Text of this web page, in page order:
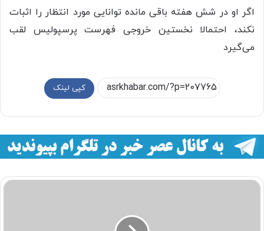
اگر او در شش هفته باقی مانده توانایی مورد انتظار را اثبات
نکند، احتمالا نخستین خروجی فهرست پرسپولیس لقب
می‌گیرد
کپی لینک